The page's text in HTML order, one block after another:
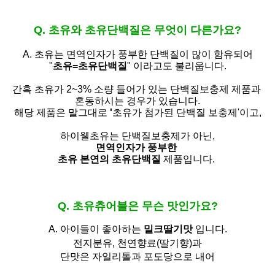
Q. 초유와 초유단백질은 무엇이 다른가요?
A. 초유는 면역인자가 풍부한 단백질이 많이 함유되어
"초유=초유단백질" 이라고도 불리웁니다.
간혹 초유가 2~3% 소량 들어가 있는 단백질보충제 제품과
혼동하시는 경우가 있습니다.
해당 제품은 말그대로 '초유가 첨가된 단백질 보충제'이고,
하이웰초유는 단백질보충제가 아닌,
면역인자가 풍부한
초유 본연의 초유단백질 제품입니다.
Q. 초유츄어블은 무슨 맛인가요?
A. 아이들이 좋아하는 밀크딸기맛입니다.
전지분유, 천연향료(딸기향)과
단맛은 자일리톨과 포도당으로 내어